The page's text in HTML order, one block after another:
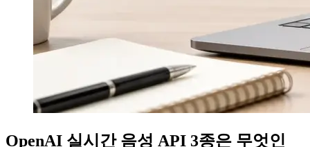
OpenAI 실시간 음성 API 3종은 무엇인